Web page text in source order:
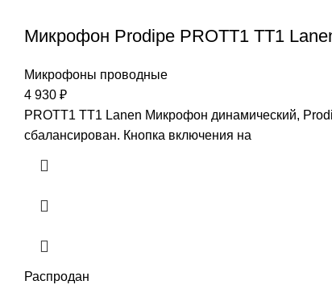
Микрофон Prodipe PROTT1 TT1
Микрофоны проводные
4 930 ₽
PROTT1 TT1 Lanen Микрофон динамический,
сбалансирован. Кнопка включения на
Распродан